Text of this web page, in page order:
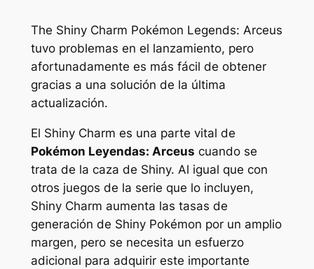
The Shiny Charm Pokémon Legends: Arceus
tuvo problemas en el lanzamiento, pero
afortunadamente es más fácil de obtener
gracias a una solución de la última
actualización.
El Shiny Charm es una parte vital de
Pokémon Leyendas: Arceus cuando se
trata de la caza de Shiny. Al igual que con
otros juegos de la serie que lo incluyen,
Shiny Charm aumenta las tasas de
generación de Shiny Pokémon por un amplio
margen, pero se necesita un esfuerzo
adicional para adquirir este importante